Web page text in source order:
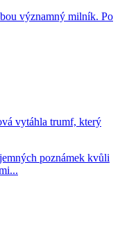
významný milník. Po
vytáhla trumf, který
poznámek kvůli